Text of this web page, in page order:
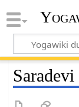
Saradevi